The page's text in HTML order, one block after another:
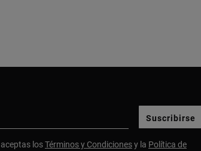
Suscribirse
losTérminos y Condicionesy la Política de